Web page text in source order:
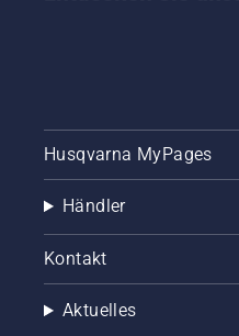
Husqvarna MyPages
Händler
Kontakt
Aktuelles